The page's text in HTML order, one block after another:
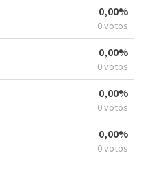
0,00%
0 votos
0,00%
0 votos
0,00%
0 votos
0,00%
0 votos